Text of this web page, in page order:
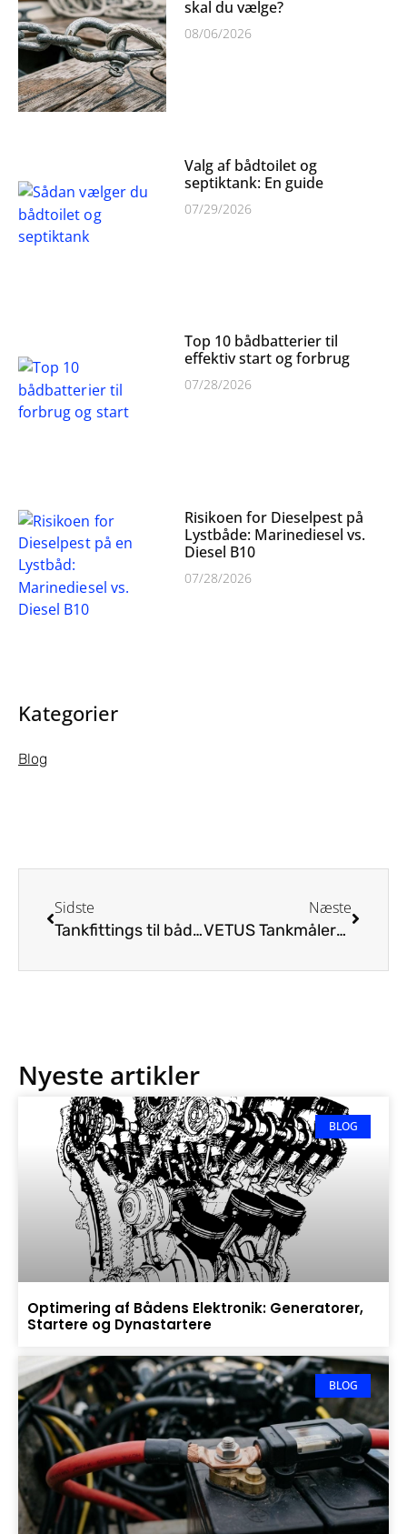
skal du vælge?
08/06/2026
Valg af bådtoilet og
septiktank: En guide
07/29/2026
Top 10 bådbatterier til
effektiv start og forbrug
07/28/2026
Risikoen for Dieselpest på
Lystbåde: Marinediesel vs.
Diesel B10
07/28/2026
Kategorier
Blog
Sidste
Tankfittings til båd: En guide til dæksgennemføringer
Næste
VETUS Tankmålere og Niveausensorer til Både
Nyeste artikler
BLOG
Optimering af Bådens Elektronik: Generatorer,
Startere og Dynastartere
BLOG